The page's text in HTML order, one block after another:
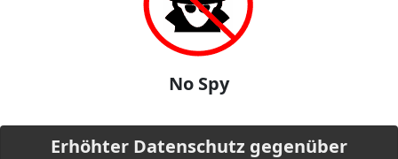
No Spy
Erhöhter Datenschutz gegenüber